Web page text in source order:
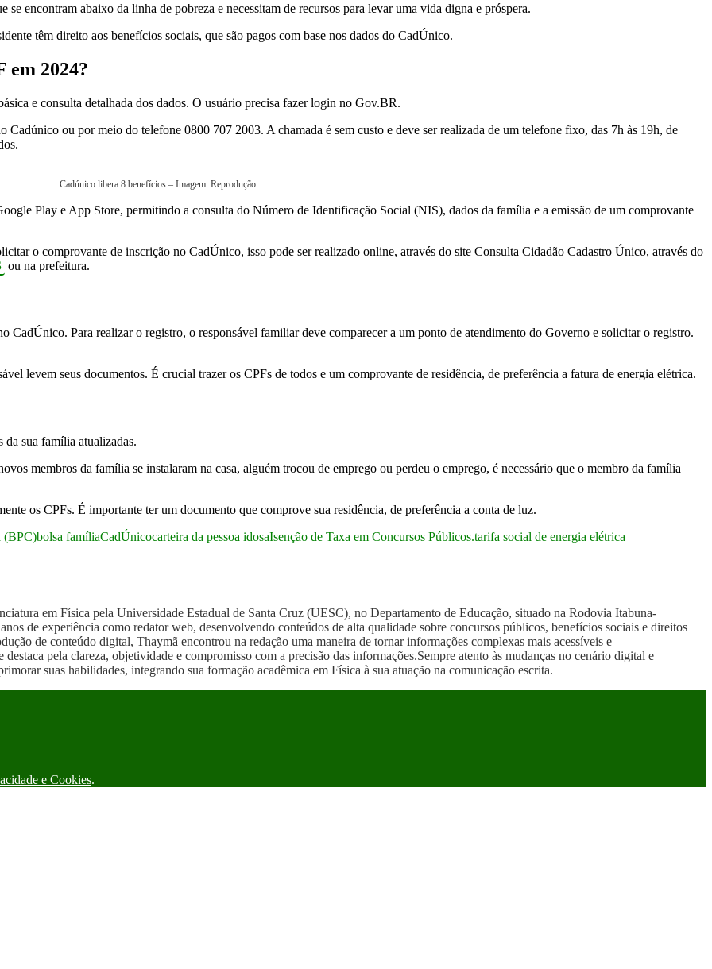
encontram abaixo da linha de pobreza e necessitam de recursos para levar uma vida digna e próspera.
têm direito aos benefícios sociais, que são pagos com base nos dados do CadÚnico.
em 2024?
e consulta detalhada dos dados. O usuário precisa fazer login no Gov.BR.
Cadúnico ou por meio do telefone 0800 707 2003. A chamada é sem custo e deve ser realizada de um telefone fixo, das 7h às 19h, de
Cadúnico libera 8 benefícios – Imagem: Reprodução.
Play e App Store, permitindo a consulta do Número de Identificação Social (NIS), dados da família e a emissão de um comprovante
o comprovante de inscrição no CadÚnico, isso pode ser realizado online, através do site Consulta Cidadão Cadastro Único, através do
ou na prefeitura.
CadÚnico. Para realizar o registro, o responsável familiar deve comparecer a um ponto de atendimento do Governo e solicitar o registro.
levem seus documentos. É crucial trazer os CPFs de todos e um comprovante de residência, de preferência a fatura de energia elétrica.
da sua família atualizadas.
membros da família se instalaram na casa, alguém trocou de emprego ou perdeu o emprego, é necessário que o membro da família
os CPFs. É importante ter um documento que comprove sua residência, de preferência a conta de luz.
(BPC)bolsa famíliaCadÚnicocarteira da pessoa idosaIsenção de Taxa em Concursos Públicos.tarifa social de energia elétrica
em Física pela Universidade Estadual de Santa Cruz (UESC), no Departamento de Educação, situado na Rodovia Itabuna-
de experiência como redator web, desenvolvendo conteúdos de alta qualidade sobre concursos públicos, benefícios sociais e direitos
de conteúdo digital, Thaymã encontrou na redação uma maneira de tornar informações complexas mais acessíveis e
pela clareza, objetividade e compromisso com a precisão das informações.Sempre atento às mudanças no cenário digital e
suas habilidades, integrando sua formação acadêmica em Física à sua atuação na comunicação escrita.
e Cookies.